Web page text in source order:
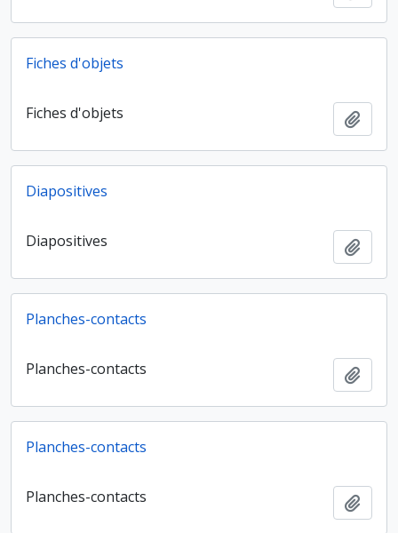
Fiches d'objets
Fiches d'objets
Diapositives
Diapositives
Planches-contacts
Planches-contacts
Planches-contacts
Planches-contacts